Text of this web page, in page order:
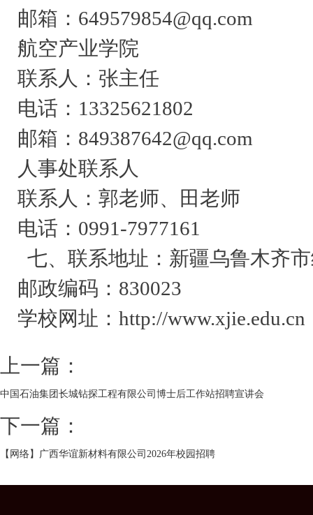
邮箱：649579854@qq.com
航空产业学院
联系人：张主任
电话：13325621802
邮箱：849387642@qq.com
人事处联系人
联系人：郭老师、田老师
电话：0991-7977161
七、联系地址：新疆乌鲁木齐
邮政编码：830023
学校网址：http://www.xjie.edu.cn
上一篇：
中国石油集团长城钻探工程有限公司博士后工作站招聘宣讲会
下一篇：
【网络】广西华谊新材料有限公司2026年校园招聘